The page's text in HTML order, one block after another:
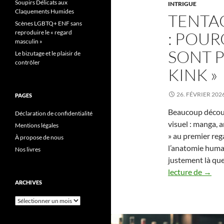
INTRIGUE
:
SONT
KINK »
26. FÉVRIER
Beaucoup
visuel : manga,
» au premier
l’anatomie
justement là
lecture de →
Soupirs Délicats aux
Claquements Humides
Scènes LGBTQ+ ENF sans
reproduire le « regard
masculin »
Le bizutage et le plaisir de
contrôler
PAGES
Déclaration de confidentialité
Mentions légales
À propose de nous
Nos livres
ARCHIVES
Archives